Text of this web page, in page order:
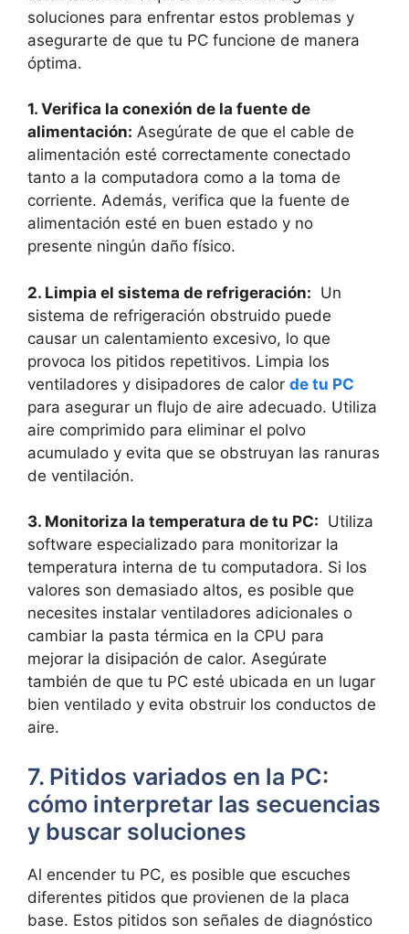
soluciones para enfrentar estos problemas y
asegurarte de que tu PC ⁤funcione de manera
óptima.
1. Verifica​ la‌ conexión​ de ​la fuente de
alimentación: Asegúrate de que ⁣el cable ⁢de
‍alimentación ​esté ⁤correctamente conectado
tanto ​a la computadora como a la toma⁤ de
‍corriente. ⁢Además, verifica que la‌ fuente de
⁣alimentación esté en buen estado y no
presente‌ ningún daño físico.
2. Limpia el⁣ sistema de‍ refrigeración: ⁤ Un
sistema de refrigeración obstruido puede
causar ​un calentamiento ⁤excesivo, lo que
provoca los pitidos repetitivos. Limpia los
ventiladores y disipadores de calor de tu PC
para asegurar un flujo​ de aire adecuado. Utiliza⁢
aire comprimido para eliminar el ‍polvo
acumulado ⁤y evita que se obstruyan las ranuras
de ventilación.
3. Monitoriza la⁤ temperatura de‍ tu PC: ⁢ Utiliza
software especializado para‍ monitorizar la
temperatura ​interna de tu​ computadora. Si los
valores ​son demasiado altos, es posible que
‍necesites⁤ instalar ventiladores adicionales o
cambiar la pasta térmica​ en‍ la CPU para
mejorar la disipación de calor. ‌Asegúrate
⁢también‍ de que tu PC esté ubicada⁤ en un lugar
bien ventilado y ‌evita obstruir los ⁣conductos de
aire.
7. Pitidos variados en la PC:
cómo interpretar las secuencias
y buscar⁢ soluciones
Al encender tu PC, es‍ posible que escuches⁣
diferentes pitidos que provienen de la placa
base. Estos pitidos son ⁤señales ‍de diagnóstico​